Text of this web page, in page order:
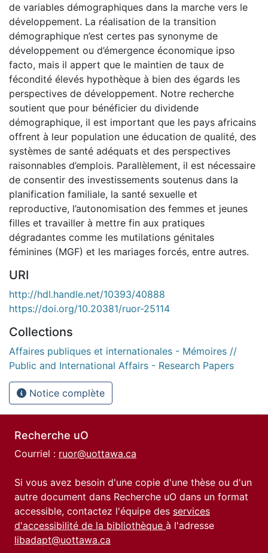
de variables démographiques dans la marche vers le
développement. La réalisation de la transition
démographique n’est certes pas synonyme de
développement ou d’émergence économique ipso
facto, mais il appert que le maintien de taux de
fécondité élevés hypothèque à bien des égards les
perspectives de développement. Notre recherche
soutient que pour bénéficier du dividende
démographique, il est important que les pays africains
offrent à leur population une éducation de qualité, des
systèmes de santé adéquats et des perspectives
raisonnables d’emplois. Parallèlement, il est nécessaire
de consentir des investissements soutenus dans la
planification familiale, la santé sexuelle et
reproductive, l’autonomisation des femmes et jeunes
filles et travailler à mettre fin aux pratiques
dégradantes comme les mutilations génitales
féminines (MGF) et les mariages forcés, entre autres.
URI
http://hdl.handle.net/10393/40888
https://doi.org/10.20381/ruor-25114
Collections
Affaires publiques et internationales - Mémoires //
Public and International Affairs - Research Papers
Notice complète
Recherche uO
Courriel : ruor@uottawa.ca
Si vous avez besoin d'une copie d'une thèse ou d'un
autre document dans Recherche uO dans un format
accessible, contactez l'équipe des services
d'accessibilité de la bibliothèque à l'adresse
libadapt@uottawa.ca